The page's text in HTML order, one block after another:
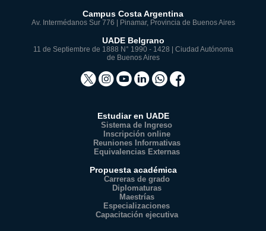
Campus Costa Argentina
Av. Intermédanos Sur 776 | Pinamar, Provincia de Buenos Aires
UADE Belgrano
11 de Septiembre de 1888 N° 1990 - 1428 | Ciudad Autónoma
de Buenos Aires
Estudiar en UADE
Sistema de Ingreso
Inscripción online
Reuniones Informativas
Equivalencias Externas
Propuesta académica
Carreras de grado
Diplomaturas
Maestrías
Especializaciones
Capacitación ejecutiva